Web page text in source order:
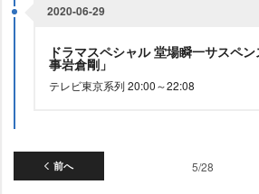
2020-06-29
ドラマスペシャル 堂場瞬一サスペ
事岩倉剛」
テレビ東京系列 20:00～22:08
前へ 5/28